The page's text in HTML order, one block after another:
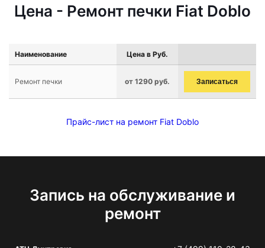
Цена - Ремонт печки Fiat Doblo
Наименование Цена в Руб.
Ремонт печки от 1290 руб. Записаться
Прайс-лист на ремонт Fiat Doblo
Запись на обслуживание и
ремонт